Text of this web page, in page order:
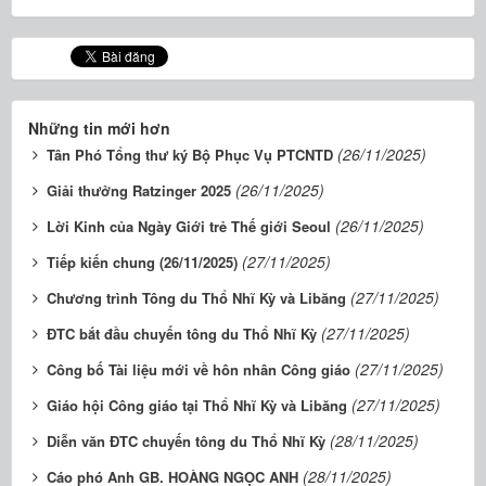
Những tin mới hơn
Tân Phó Tổng thư ký Bộ Phục Vụ PTCNTD (26/11/2025)
Giải thưởng Ratzinger 2025 (26/11/2025)
Lời Kinh của Ngày Giới trẻ Thế giới Seoul (26/11/2025)
Tiếp kiến chung (26/11/2025) (27/11/2025)
Chương trình Tông du Thổ Nhĩ Kỳ và Libăng (27/11/2025)
ĐTC bắt đầu chuyến tông du Thổ Nhĩ Kỳ (27/11/2025)
Công bố Tài liệu mới về hôn nhân Công giáo (27/11/2025)
Giáo hội Công giáo tại Thổ Nhĩ Kỳ và Libăng (27/11/2025)
Diễn văn ĐTC chuyến tông du Thổ Nhĩ Kỳ (28/11/2025)
Cáo phó Anh GB. HOÀNG NGỌC ANH (28/11/2025)